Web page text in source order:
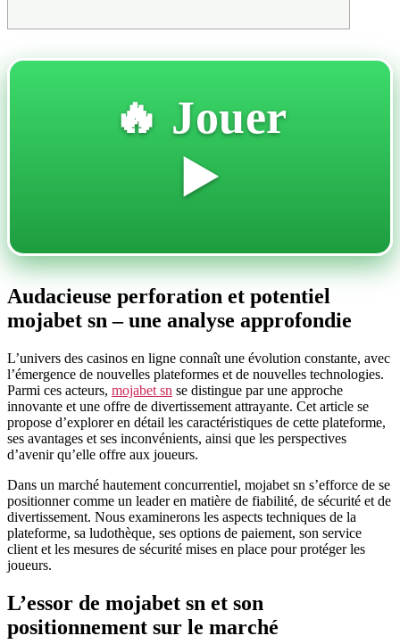
🔥 Jouer
▶️
Audacieuse perforation et potentiel
mojabet sn – une analyse approfondie
L’univers des casinos en ligne connaît une évolution constante, avec
l’émergence de nouvelles plateformes et de nouvelles technologies.
Parmi ces acteurs, mojabet sn se distingue par une approche
innovante et une offre de divertissement attrayante. Cet article se
propose d’explorer en détail les caractéristiques de cette plateforme,
ses avantages et ses inconvénients, ainsi que les perspectives
d’avenir qu’elle offre aux joueurs.
Dans un marché hautement concurrentiel, mojabet sn s’efforce de se
positionner comme un leader en matière de fiabilité, de sécurité et de
divertissement. Nous examinerons les aspects techniques de la
plateforme, sa ludothèque, ses options de paiement, son service
client et les mesures de sécurité mises en place pour protéger les
joueurs.
L’essor de mojabet sn et son
positionnement sur le marché